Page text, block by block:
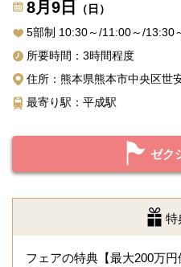
8月9日
（日）
5部制 10:30～/11:00～/13:30
所要時間：3時間程度
住所：熊本県熊本市中央区世
最寄り駅：平成駅
ゼク
特
フェアの特典【最大200万